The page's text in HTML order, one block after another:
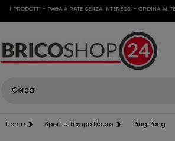
- PAGA A RATE SENZA INTERESSI - ORDINA AL
Home Sport e Tempo Libero Ping Pong